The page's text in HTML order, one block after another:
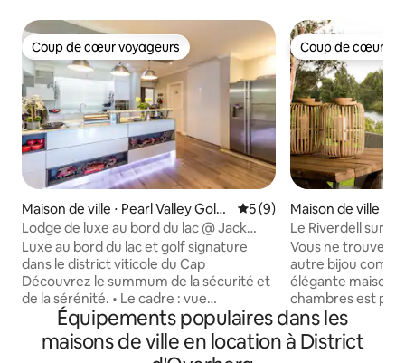
Coup de cœur voyageurs
Coup de cœur voyageurs
Maison de ville ⋅ Pearl Valley Golf
Estate and Spa
Évaluation moyenne sur
5 (9)
Lodge de luxe au bord du lac @ Jack
Nicklaus Golf Estate.
Luxe au bord du lac et golf signature
dans le district viticole du Cap
Découvrez le summum de la sécurité et
de la sérénité. • Le cadre : vue
panoramique sur la montagne. • Le golf :
situé sur un parcours de classe mondiale
conçu par Jack Nicklaus. En tant
Coup de cœur
Coup de cœur
Maison de ville ⋅
Le Riverdell sur
Vous ne
autre bijou comme
élégante maison
chambres est
qui aiment les
autour de voies
ou qui veulent
Équipements populaires dans les
maisons de ville en location à District